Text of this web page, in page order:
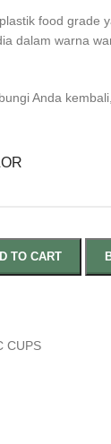
food grade
dalam warna
Anda
TO CART
CUPS